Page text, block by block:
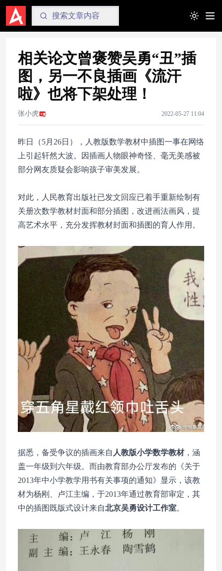
Toggle
相关论文曾褒赞吴勇“丑”插
图，另一不良插画《流汗
啦》也将下架处理！
张小虎 2022-05-27 11:04
昨日（5月26日），人教版数学教材中插图一事在网络
上引起轩然大波。因插画人物眼神奇怪、毫无美感被
部分网友质疑会影响孩子审美发展。
对此，人民教育出版社已发文回应已着手重新绘制有
关册次数学教材封面和部分插图，改进画法画风，提
高艺术水平，充分发挥教材封面和插图的育人作用。
据悉，备受争议的插画来自 人教版小学数学教材，涵
盖一年级到六年级。而由教育部办公厅发布的《关于
2013年中小学教学用书有关事项的通知》显示，该教
材为杨刚、卢江主编，于2013年通过教育部审定，其
中的插图既版式设计来自北京吴勇设计工作室。